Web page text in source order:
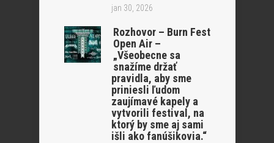
jan 30, 2026
Rozhovor – Burn Fest
Open Air –
„Všeobecne sa
snažíme držať
pravidla, aby sme
priniesli ľudom
zaujímavé kapely a
vytvorili festival, na
ktorý by sme aj sami
išli ako fanúšikovia.“